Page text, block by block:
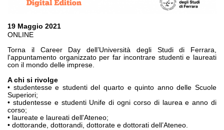
Motori elettrici brushless - Serie MS
Радіально-поршневі двигуни
Двигатели с Планетарным редуктором для Bondioli &
Pavesi
Соединительные системы
Система управления
Интегрированные гидравлические блоки
Распределители
19 Maggio 2021
ONLINE
Torna il Career Day dell’Università degli Studi di Ferrara,
l'appuntamento organizzato per far incontrare studenti e laureati
con il mondo delle imprese.
A chi si rivolge
• studentesse e studenti del quarto e quinto anno delle Scuole
Superiori;
• studentesse e studenti Unife di ogni corso di laurea e anno di
corso;
• laureate e laureati dell'Ateneo;
• dottorande, dottorandi, dottorate e dottorati dell’Ateneo.